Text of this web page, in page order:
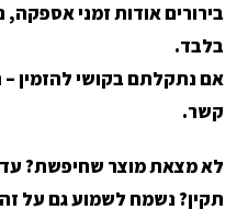
בירורים אודות זמני
בלבד.
אם נתקלתם בקושי להזמין –
קשר.
לא מצאת מוצר שחיפשת?
תקין? נשמח לשמוע גם על